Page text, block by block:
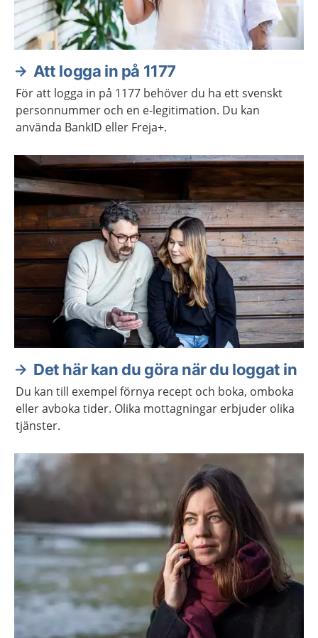
Att logga in på 1177
För att logga in på 1177 behöver du ha ett svenskt
personnummer och en e-legitimation. Du kan
använda BankID eller Freja+.
Det här kan du göra när du loggat in
Du kan till exempel förnya recept och boka, omboka
eller avboka tider. Olika mottagningar erbjuder olika
tjänster.